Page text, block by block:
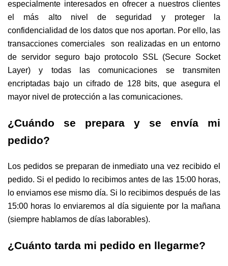
especialmente interesados en ofrecer a nuestros clientes
el más alto nivel de seguridad y proteger la
confidencialidad de los datos que nos aportan. Por ello, las
transacciones comerciales son realizadas en un entorno
de servidor seguro bajo protocolo SSL (Secure Socket
Layer) y todas las comunicaciones se transmiten
encriptadas bajo un cifrado de 128 bits, que asegura el
mayor nivel de protección a las comunicaciones.
¿Cuándo se prepara y se envía mi
pedido?
Los pedidos se preparan de inmediato una vez recibido el
pedido. Si el pedido lo recibimos antes de las 15:00 horas,
lo enviamos ese mismo día. Si lo recibimos después de las
15:00 horas lo enviaremos al día siguiente por la mañana
(siempre hablamos de días laborables).
¿Cuánto tarda mi pedido en llegarme?